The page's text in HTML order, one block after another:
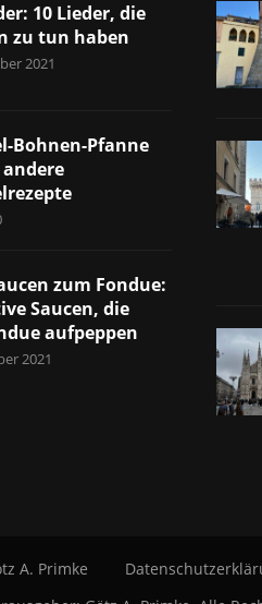
10 Lieder, die
zu tun haben
2021
Bohnen-Pfanne
zum Fondue:
Saucen, die
aufpeppen
2021
A. Primke